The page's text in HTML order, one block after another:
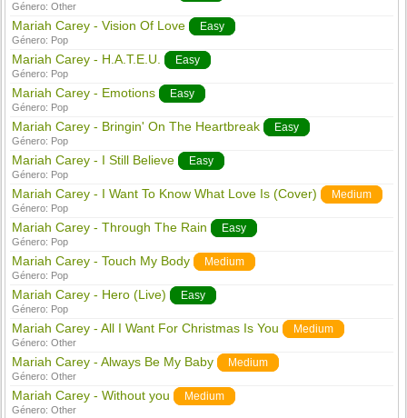
Género:Other
Mariah Carey - Vision Of Love Easy
Género: Pop
Mariah Carey - H.A.T.E.U. Easy
Género: Pop
Mariah Carey - Emotions Easy
Género: Pop
Mariah Carey - Bringin' On The Heartbreak Easy
Género: Pop
Mariah Carey - I Still Believe Easy
Género: Pop
Mariah Carey - I Want To Know What Love Is (Cover) Medium
Género: Pop
Mariah Carey - Through The Rain Easy
Género: Pop
Mariah Carey - Touch My Body Medium
Género: Pop
Mariah Carey - Hero (Live) Easy
Género: Pop
Mariah Carey - All I Want For Christmas Is You Medium
Género:Other
Mariah Carey - Always Be My Baby Medium
Género:Other
Mariah Carey - Without you Medium
Género:Other